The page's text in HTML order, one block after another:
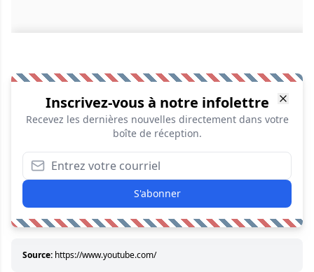
Inscrivez-vous à notre infolettre
Recevez les dernières nouvelles directement dans votre
boîte de réception.
S'abonner
Source: https://www.youtube.com/